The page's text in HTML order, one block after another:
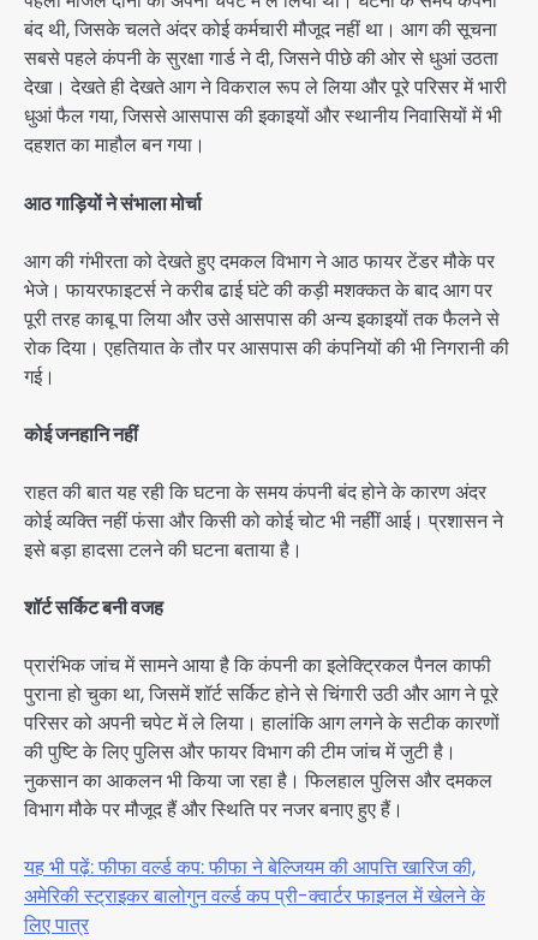
बंद थी, जिसके चलते अंदर कोई कर्मचारी मौजूद नहीं था। आग की सूचना
सबसे पहले कंपनी के सुरक्षा गार्ड ने दी, जिसने पीछे की ओर से धुआं उठता
देखा। देखते ही देखते आग ने विकराल रूप ले लिया और पूरे परिसर में भारी
धुआं फैल गया, जिससे आसपास की इकाइयों और स्थानीय निवासियों में भी
दहशत का माहौल बन गया।
आठ गाड़ियों ने संभाला मोर्चा
आग की गंभीरता को देखते हुए दमकल विभाग ने आठ फायर टेंडर मौके पर
भेजे। फायरफाइटर्स ने करीब ढाई घंटे की कड़ी मशक्कत के बाद आग पर
पूरी तरह काबू पा लिया और उसे आसपास की अन्य इकाइयों तक फैलने से
रोक दिया। एहतियात के तौर पर आसपास की कंपनियों की भी निगरानी की
गई।
कोई जनहानि नहीं
राहत की बात यह रही कि घटना के समय कंपनी बंद होने के कारण अंदर
कोई व्यक्ति नहीं फंसा और किसी को कोई चोट भी नहीीं आई। प्रशासन ने
इसे बड़ा हादसा टलने की घटना बताया है।
शॉर्ट सर्किट बनी वजह
प्रारंभिक जांच में सामने आया है कि कंपनी का इलेक्ट्रिकल पैनल काफी
पुराना हो चुका था, जिसमें शॉर्ट सर्किट होने से चिंगारी उठी और आग ने पूरे
परिसर को अपनी चपेट में ले लिया। हालांकि आग लगने के सटीक कारणों
की पुष्टि के लिए पुलिस और फायर विभाग की टीम जांच में जुटी है।
नुकसान का आकलन भी किया जा रहा है। फिलहाल पुलिस और दमकल
विभाग मौके पर मौजूद हैं और स्थिति पर नजर बनाए हुए हैं।
यह भी पढ़ें: फीफा वर्ल्ड कप: फीफा ने बेल्जियम की आपत्ति खारिज की,
अमेरिकी स्ट्राइकर बालोगुन वर्ल्ड कप प्री-क्वार्टर फाइनल में खेलने के
लिए पात्र